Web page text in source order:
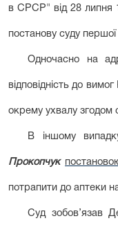
в СРСР" від 28 липня
постанову суду першої
Одночасно на
відповідність до
окрему ухвалу згодом
В іншому
Прокопчук
потрапити до аптеки на
Суд зобов’язав